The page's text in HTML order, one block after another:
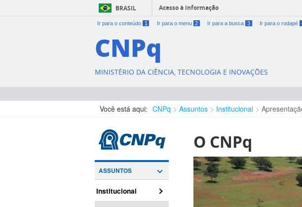
BRASIL Acesso à informação
Ir para o conteúdo 1 Ir para o menu 2 Ir para a busca 3 Ir para o rodapé
CNPq
MINISTÉRIO DA CIÊNCIA, TECNOLOGIA E INOVAÇÕES
Você está aqui: CNPq Assuntos Institucional
ASSUNTOS
Institucional
O CNPq